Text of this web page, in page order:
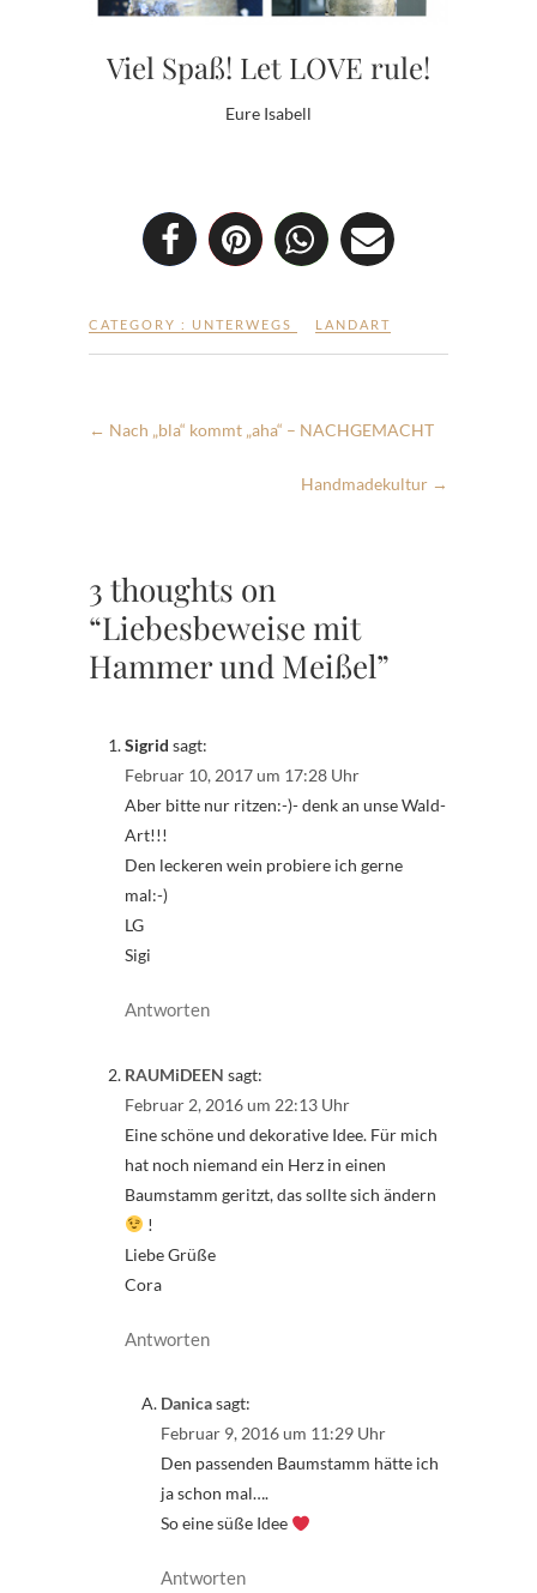
Viel Spaß! Let LOVE rule!
Eure Isabell
CATEGORY : UNTERWEGS LANDART
← Nach „bla“ kommt „aha“ – NACHGEMACHT
Handmadekultur →
3 thoughts on
“Liebesbeweise mit
Hammer und Meißel”
Sigrid sagt:
Februar 10, 2017 um 17:28 Uhr
Aber bitte nur ritzen:-)- denk an unse Wald-
Art!!!
Den leckeren wein probiere ich gerne
mal:-)
LG
Sigi
Antworten
RAUMiDEEN sagt:
Februar 2, 2016 um 22:13 Uhr
Eine schöne und dekorative Idee. Für mich
hat noch niemand ein Herz in einen
Baumstamm geritzt, das sollte sich ändern
!
Liebe Grüße
Cora
Antworten
Danicasagt:
Februar 9, 2016 um 11:29 Uhr
Den passenden Baumstamm hätte ich
ja schon mal….
So eine süße Idee
Antworten